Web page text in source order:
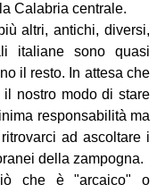
Calabria centrale.
altri, antichi, diversi,
italiane sono quasi
il resto. In attesa che
nostro modo di stare
responsabilità ma
ad ascoltare i
della zampogna.
che è "arcaico" o